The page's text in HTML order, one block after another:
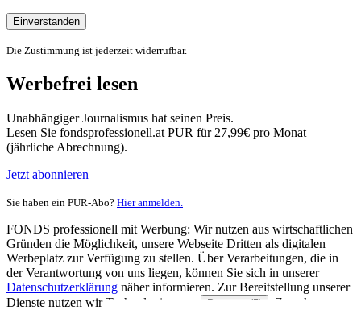
Einverstanden
Die Zustimmung ist jederzeit widerrufbar.
Werbefrei lesen
Unabhängiger Journalismus hat seinen Preis.
Lesen Sie fondsprofessionell.at PUR für 27,99€ pro Monat
(jährliche Abrechnung).
Jetzt abonnieren
Sie haben ein PUR-Abo? Hier anmelden.
FONDS professionell mit Werbung: Wir nutzen aus wirtschaftlichen
Gründen die Möglichkeit, unsere Webseite Dritten als digitalen
Werbeplatz zur Verfügung zu stellen. Über Verarbeitungen, die in
der Verantwortung von uns liegen, können Sie sich in unserer
Datenschutzerklärung näher informieren. Zur Bereitstellung unserer
Dienste nutzen wir Technologien von
Partnern (5)
. Zwecke: